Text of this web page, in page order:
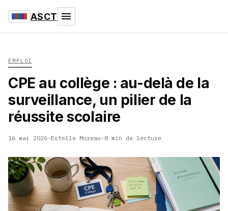
ASCT
EMPLOI
CPE au collège : au-delà de la
surveillance, un pilier de la
réussite scolaire
16 mai 2026 · Estelle Moreau · 8 min de lecture